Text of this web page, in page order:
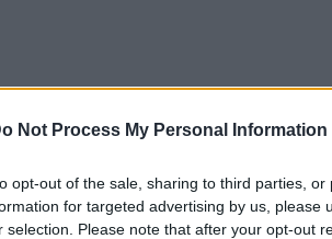
Not Process My Personal Information
opt-out of the sale, sharing to third parties,
for targeted advertising by us, please
selection. Please note that after your opt-out